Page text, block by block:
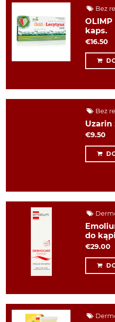
Bez
OLIMP
kaps.
€16.50
Bez
Uzarin
€9.50
do
€29.00